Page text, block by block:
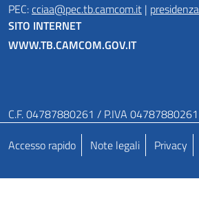
PEC:cciaa@pec.tb.camcom.it |
SITO INTERNET
WWW.TB.CAMCOM.GOV.IT
C.F. 04787880261 / P.IVA 04787880261
Accesso rapido
Note legali Privacy